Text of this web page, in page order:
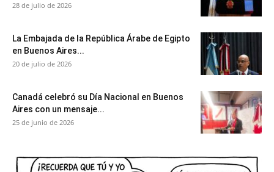
28 de julio de 2026
La Embajada de la República Árabe de Egipto
en Buenos Aires...
20 de julio de 2026
Canadá celebró su Día Nacional en Buenos
Aires con un mensaje...
25 de junio de 2026